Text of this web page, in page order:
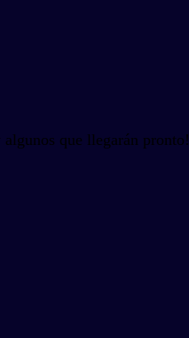
que llegarán pronto!